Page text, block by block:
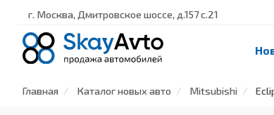
г. Москва, Дмитровское шоссе, д.157 с.21
Главная Каталог новых авто Mitsubishi